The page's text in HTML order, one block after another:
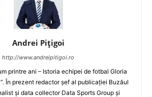
Andrei Pițigoi
http://www.andreipitigoi.ro
printre ani – Istoria echipei de fotbal Gloria
În prezent redactor şef al publicaţiei Buzăul
şi data collector Data Sports Group şi